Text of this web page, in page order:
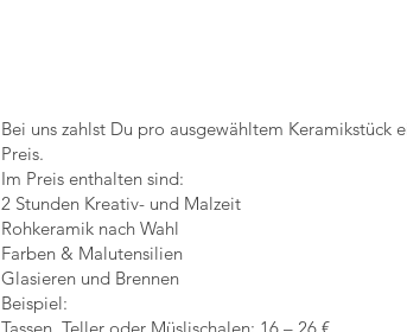
Bei uns zahlst Du pro ausgewähltem Keramikstück
Preis.
Im Preis enthalten sind:
2 Stunden Kreativ- und Malzeit
Rohkeramik nach Wahl
Farben & Malutensilien
Glasieren und Brennen
Beispiel: